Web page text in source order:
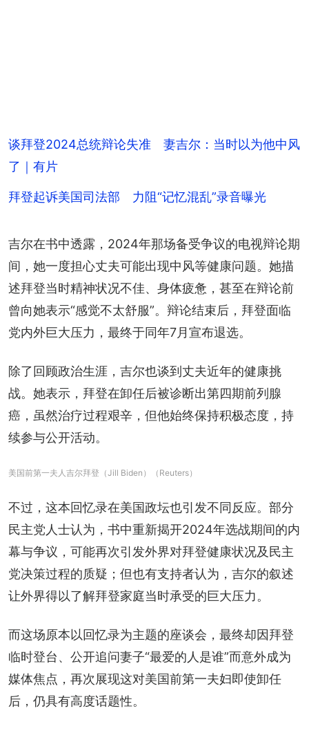
谈拜登2024总统辩论失准 妻吉尔：当时以为他中风
了｜有片
拜登起诉美国司法部 力阻“记忆混乱”录音曝光
吉尔在书中透露，2024年那场备受争议的电视辩论期
间，她一度担心丈夫可能出现中风等健康问题。她描
述拜登当时精神状况不佳、身体疲惫，甚至在辩论前
曾向她表示“感觉不太舒服”。辩论结束后，拜登面临
党内外巨大压力，最终于同年7月宣布退选。
除了回顾政治生涯，吉尔也谈到丈夫近年的健康挑
战。她表示，拜登在卸任后被诊断出第四期前列腺
癌，虽然治疗过程艰辛，但他始终保持积极态度，持
续参与公开活动。
美国前第一夫人吉尔拜登（Jill Biden）（Reuters）
不过，这本回忆录在美国政坛也引发不同反应。部分
民主党人士认为，书中重新揭开2024年选战期间的内
幕与争议，可能再次引发外界对拜登健康状况及民主
党决策过程的质疑；但也有支持者认为，吉尔的叙述
让外界得以了解拜登家庭当时承受的巨大压力。
而这场原本以回忆录为主题的座谈会，最终却因拜登
临时登台、公开追问妻子“最爱的人是谁”而意外成为
媒体焦点，再次展现这对美国前第一夫妇即使卸任
后，仍具有高度话题性。